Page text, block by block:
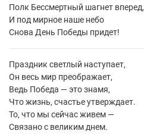
Полк Бессмертный шагнет вперед,
И под мирное наше небо
Снова День Победы придет!
Праздник светлый наступает,
Он весь мир преображает,
Ведь Победа — это знамя,
Что жизнь, счастье утверждает.
То, что мы сейчас живем —
Связано с великим днем.